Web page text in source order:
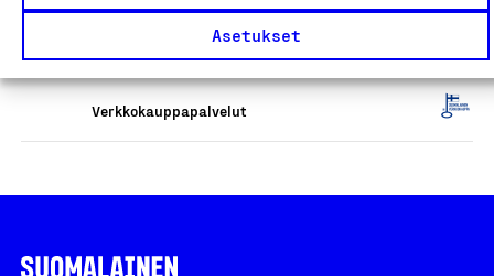
Asetukset
DropAndWave.com -
verkkokaupat
Verkkokauppapalvelut